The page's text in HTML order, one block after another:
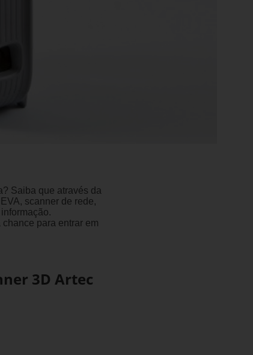
Saiba que através da
scanner de rede,
para entrar em
3D Artec